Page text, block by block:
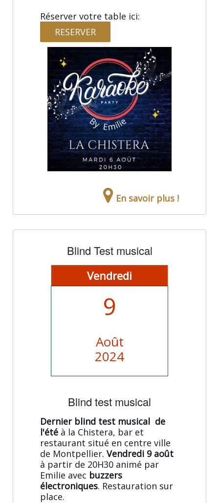
Réserver votre table ici:
RESERVER
En savoir plus !
Blind Test musical
Vendredi
9
Août
2024
Blind test musical
Dernier blind test musical de
l'été à la Chistera, bar et
restaurant situé en centre ville
de Montpellier. Vendredi 9 août
à partir de 20H30 animé par
Emilie avec buzzers
électroniques. Restauration sur
place.